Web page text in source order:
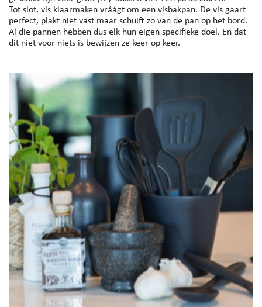
Tot slot, vis klaarmaken vráágt om een visbakpan. De vis gaart
perfect, plakt niet vast maar schuift zo van de pan op het bord.
​​​​​​​Al die pannen hebben dus elk hun eigen specifieke doel. En dat
dit niet voor niets is bewijzen ze keer op keer.